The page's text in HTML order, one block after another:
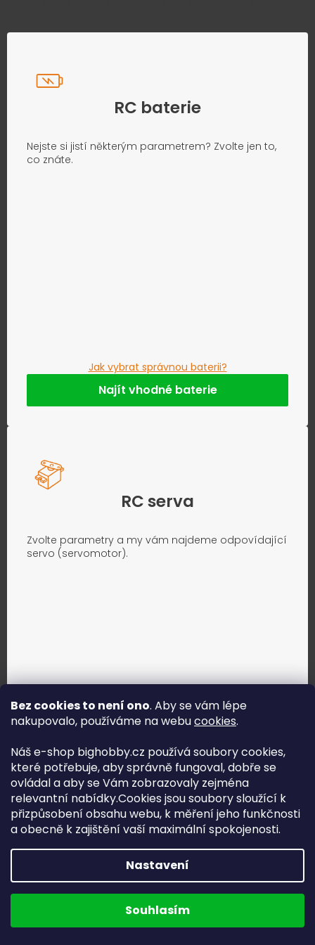
Bez cookies to není ono. Aby se vám lépe
nakupovalo, používáme na webucookies.
Náš e-shop bighobby.cz používá soubory cookies,
které potřebuje, aby správně fungoval, dobře se
ovládal a aby se Vám zobrazovaly zejména
relevantní nabídky.Cookies jsou soubory sloužící k
přizpůsobení obsahu webu, k měření jeho funkčnosti
a obecně k zajištění vaší maximální spokojenosti.
Nastavení
Souhlasím
RC baterie
Nejste si jistí některým parametrem? Zvolte jen to,
co znáte.
Jak vybrat správnou baterii?
Najít vhodné baterie
RC serva
Zvolte parametry a my vám najdeme odpovídající
servo (servomotor).
Jak vybrat správné servo?
Najít správné servo
Na UX & Web Design je tuLukáš Dubina
Shoptet